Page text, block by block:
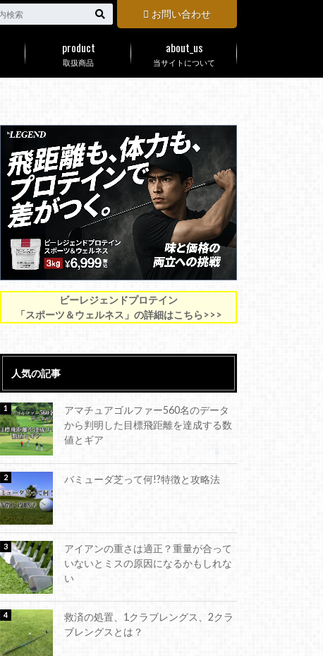
お問い合わせ
取扱商品
product
当サイトについて
about_us
ビーレジェンドプロテイン
「スポーツ＆ウェルネス」の詳細はこちら>>>
人気の記事
アマチュアゴルファー560名のデータ
から判明した目標飛距離を達成する数
値とギア
バミューダ芝って何!?特徴と攻略法
アイアンの重さは適正？重量が合って
いないとミスの原因になるかもしれな
い
救済の処置、1クラブレングス、2クラ
ブレングスとは？